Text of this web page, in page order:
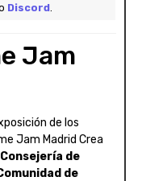
Discord
Jam
de los
Jam Madrid Crea
Consejería de
de